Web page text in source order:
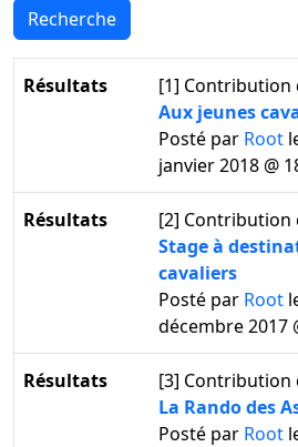
Résultats [1] Contribution
Aux jeunes
Posté par Root
janvier 2018 @
Résultats [2] Contribution
Stage à
cavaliers
Posté par Root
décembre 2017
Résultats [3] Contribution
La Rando des
Posté par Root